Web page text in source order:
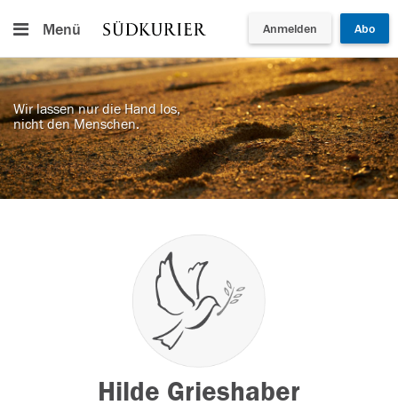
Menü Anmelden Abo
Wir lassen nur die Hand los,
nicht den Menschen.
Hilde Grieshaber